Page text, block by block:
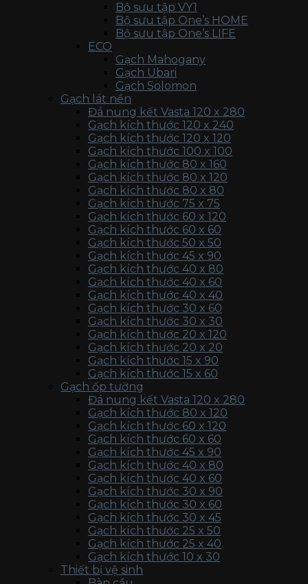
Bộ sưu tập VY1
Bộ sưu tập One’s HOME
Bộ sưu tập One’s LIFE
ECO
Gạch Mahogany
Gạch Ubari
Gạch Solomon
Gạch lát nền
Đá nung kết Vasta 120 x 280
Gạch kích thước 120 x 240
Gạch kích thước 120 x 120
Gạch kích thước 100 x 100
Gạch kích thước 80 x 160
Gạch kích thước 80 x 120
Gạch kích thước 80 x 80
Gạch kích thước 75 x 75
Gạch kích thước 60 x 120
Gạch kích thước 60 x 60
Gạch kích thước 50 x 50
Gạch kích thước 45 x 90
Gạch kích thước 40 x 80
Gạch kích thước 40 x 60
Gạch kích thước 40 x 40
Gạch kích thước 30 x 60
Gạch kích thước 30 x 30
Gạch kích thước 20 x 120
Gạch kích thước 20 x 20
Gạch kích thước 15 x 90
Gạch kích thước 15 x 60
Gạch ốp tường
Đá nung kết Vasta 120 x 280
Gạch kích thước 80 x 120
Gạch kích thước 60 x 120
Gạch kích thước 60 x 60
Gạch kích thước 45 x 90
Gạch kích thước 40 x 80
Gạch kích thước 40 x 60
Gạch kích thước 30 x 90
Gạch kích thước 30 x 60
Gạch kích thước 30 x 45
Gạch kích thước 25 x 50
Gạch kích thước 25 x 40
Gạch kích thước 10 x 30
Thiết bị vệ sinh